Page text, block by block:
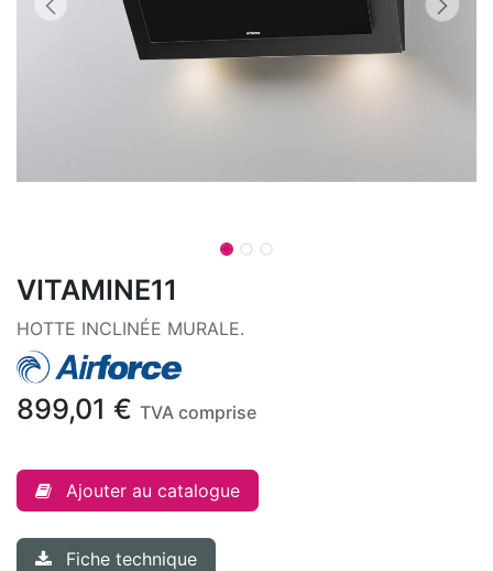
VITAMINE11
HOTTE INCLINÉE MURALE.
899,01 € TVA comprise
Ajouter au catalogue
Fiche technique